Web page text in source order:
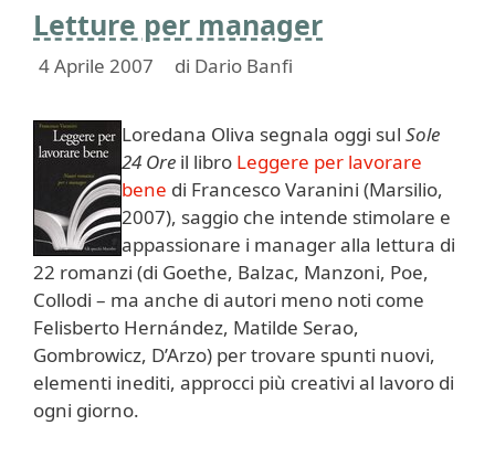
Letture per manager
4 Aprile 2007 di Dario Banfi
Loredana Oliva segnala oggi sul Sole
24 Ore il libro Leggere per lavorare
bene di Francesco Varanini (Marsilio,
2007), saggio che intende stimolare e
appassionare i manager alla lettura di
22 romanzi (di Goethe, Balzac, Manzoni, Poe,
Collodi – ma anche di autori meno noti come
Felisberto Hernández, Matilde Serao,
Gombrowicz, D’Arzo) per trovare spunti nuovi,
elementi inediti, approcci più creativi al lavoro di
ogni giorno.